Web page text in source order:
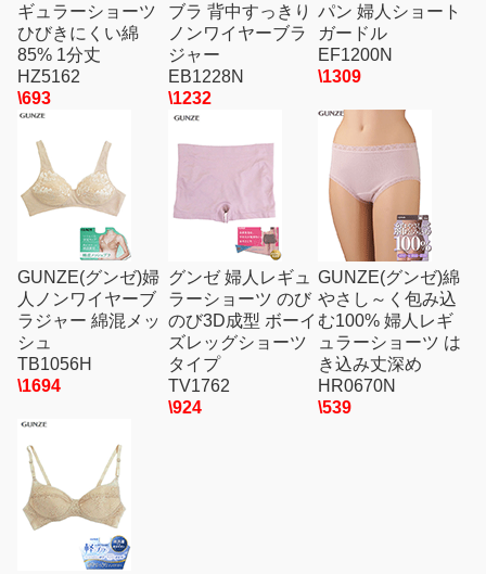
ギュラーショーツ
ひびきにくい綿
85% 1分丈
HZ5162
\693
ブラ 背中すっきり
ノンワイヤーブラ
ジャー
EB1228N
\1232
パン 婦人ショート
ガードル
EF1200N
\1309
GUNZE(グンゼ)婦
人ノンワイヤーブ
ラジャー 綿混メッ
シュ
TB1056H
\1694
グンゼ 婦人レギュ
ラーショーツ のび
のび3D成型 ボーイ
ズレッグショーツ
タイプ
TV1762
\924
GUNZE(グンゼ)綿
やさし～く包み込
む100% 婦人レギ
ュラーショーツ は
き込み丈深め
HR0670N
\539